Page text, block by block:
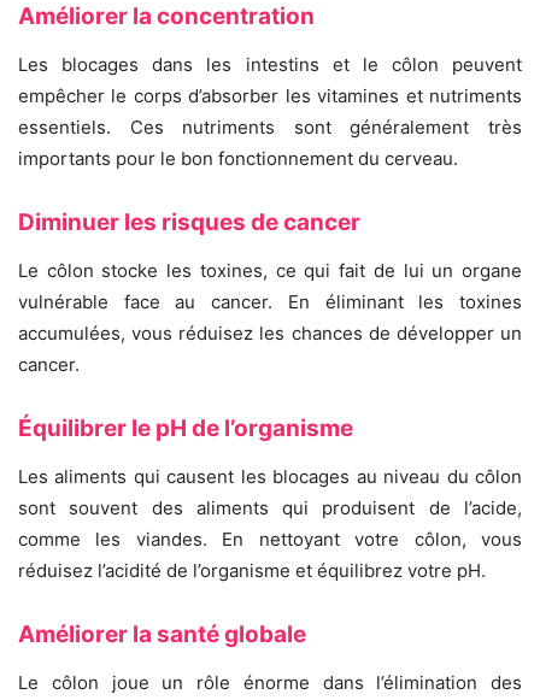
Améliorer la concentration
Les blocages dans les intestins et le côlon peuvent
empêcher le corps d’absorber les vitamines et nutriments
essentiels. Ces nutriments sont généralement très
importants pour le bon fonctionnement du cerveau.
Diminuer les risques de cancer
Le côlon stocke les toxines, ce qui fait de lui un organe
vulnérable face au cancer. En éliminant les toxines
accumulées, vous réduisez les chances de développer un
cancer.
Équilibrer le pH de l’organisme
Les aliments qui causent les blocages au niveau du côlon
sont souvent des aliments qui produisent de l’acide,
comme les viandes. En nettoyant votre côlon, vous
réduisez l’acidité de l’organisme et équilibrez votre pH.
Améliorer la santé globale
Le côlon joue un rôle énorme dans l’élimination des